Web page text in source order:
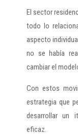
El sector
todo lo
aspecto
no se había
cambiar el
Con estos
estrategia que
desarrollar un
eficaz.